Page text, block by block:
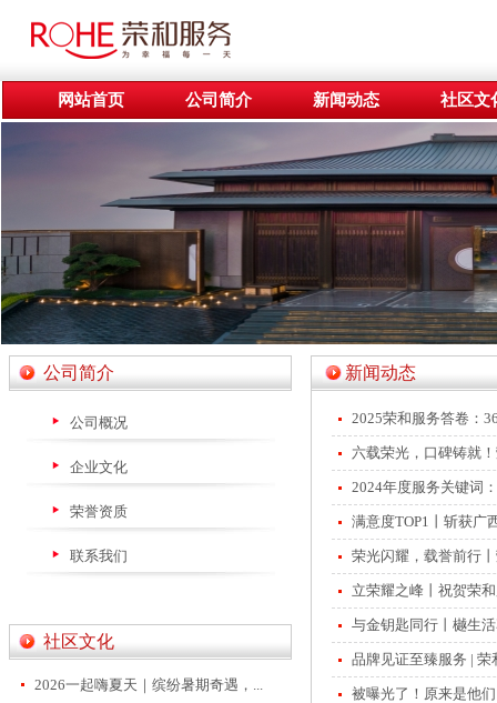
网站首页 公司简介 新闻动态 社区文
公司简介
公司概况
企业文化
荣誉资质
联系我们
社区文化
2026一起嗨夏天｜缤纷暑期奇遇，...
新闻动态
2025荣和服务答卷：
六载荣光，口碑铸就
2024年度服务关键词
满意度TOP1丨斩获广
荣光闪耀，载誉前行
立荣耀之峰丨祝贺荣
与金钥匙同行丨樾生
品牌见证至臻服务 |
被曝光了！原来是他